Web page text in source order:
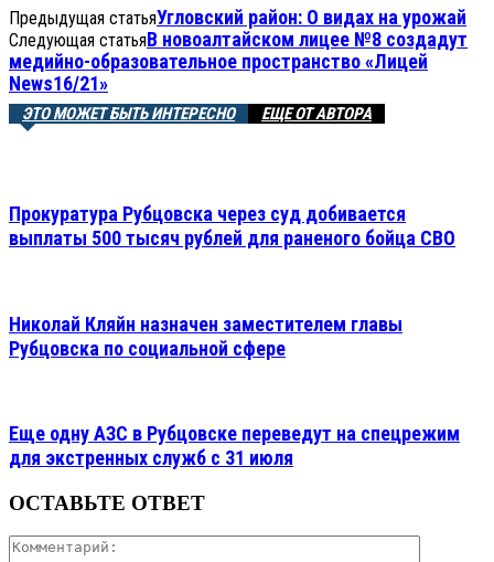
Предыдущая статьяУгловский район: О видах на урожай
Следующая статьяВ новоалтайском лицее №8 создадут
медийно-образовательное пространство «Лицей
News16/21»
ЭТО МОЖЕТ БЫТЬ ИНТЕРЕСНО ЕЩЕ ОТ АВТОРА
Прокуратура Рубцовска через суд добивается
выплаты 500 тысяч рублей для раненого бойца СВО
Николай Кляйн назначен заместителем главы
Рубцовска по социальной сфере
Еще одну АЗС в Рубцовске переведут на спецрежим
для экстренных служб с 31 июля
ОСТАВЬТЕ ОТВЕТ